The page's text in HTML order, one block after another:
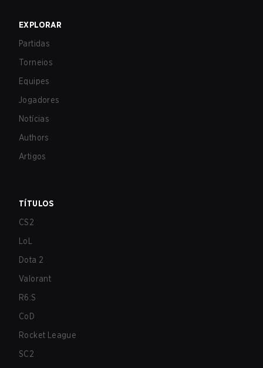
EXPLORAR
Partidas
Torneios
Equipes
Jogadores
Notícias
Authors
Artigos
TÍTULOS
CS2
LoL
Dota 2
Valorant
R6:S
CoD
Rocket League
SC2